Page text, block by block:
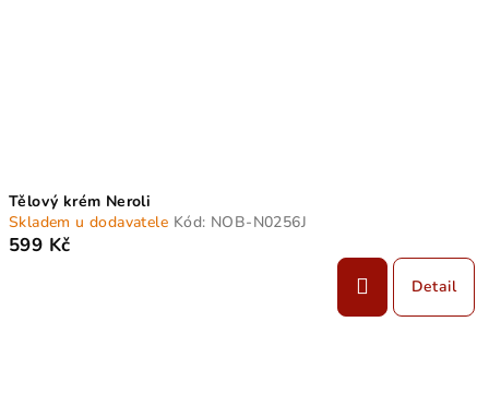
Tělový krém Neroli
Skladem u dodavatele Kód: NOB-N0256J
599 Kč
Detail